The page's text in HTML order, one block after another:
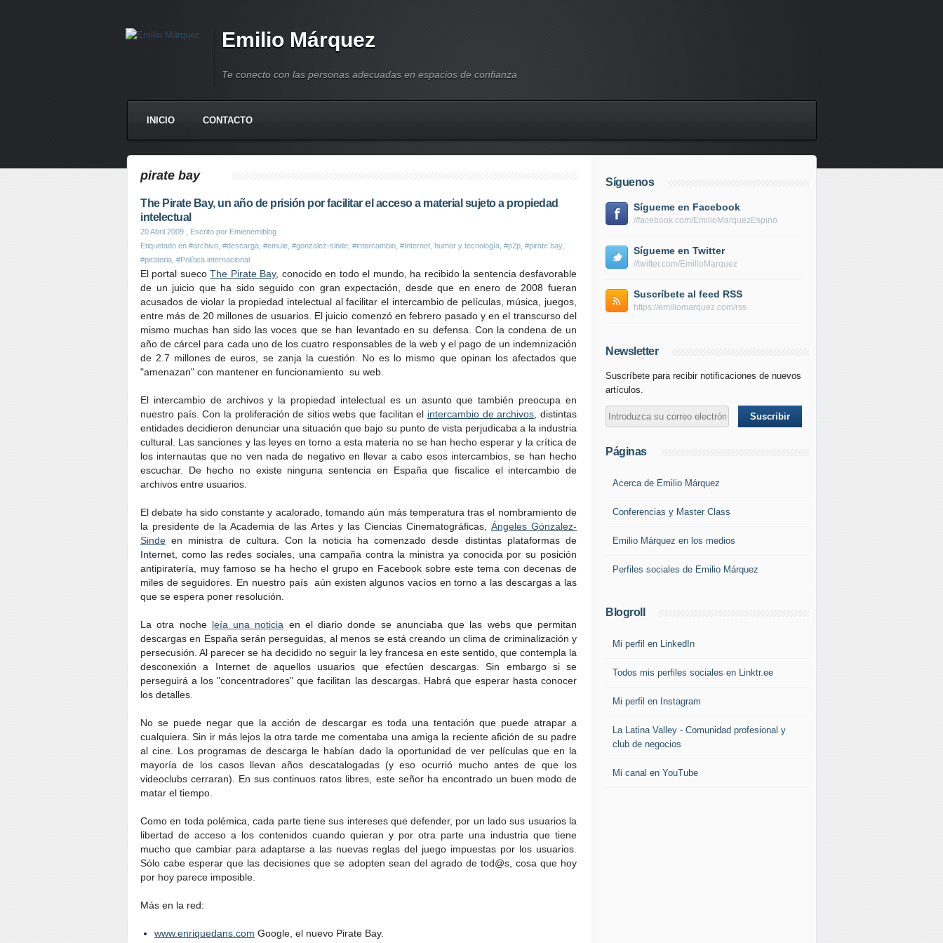
Emilio Márquez
Te conecto con las personas adecuadas en espacios de confianza
INICIO CONTACTO
pirate bay
The Pirate Bay, un año de prisión por facilitar el acceso a material sujeto a propiedad
intelectual
20 Abril 2009 , Escrito por Emienemiblog
Etiquetado en #archivo #descarga #emule #gonzalez-sinde #intercambio #Internet, humor y tecnología #p2p #pirate bay,
#pirateria #Política internacional
El portal suecoThe Pirate Bay, conocido en todo el mundo, ha recibido la sentencia desfavorable
de un juicio que ha sido seguido con gran expectación, desde que en enero de 2008 fueran
acusados de violar la propiedad intelectual al facilitar el intercambio de películas, música, juegos,
entre más de 20 millones de usuarios. El juicio comenzó en febrero pasado y en el transcurso del
mismo muchas han sido las voces que se han levantado en su defensa. Con la condena de un
año de cárcel para cada uno de los cuatro responsables de la web y el pago de un indemnización
de 2.7 millones de euros, se zanja la cuestión. No es lo mismo que opinan los afectados que
"amenazan" con mantener en funcionamiento su web.
El intercambio de archivos y la propiedad intelectual es un asunto que también preocupa en
nuestro país. Con la proliferación de sitios webs que facilitan el intercambio de archivos , distintas
entidades decidieron denunciar una situación que bajo su punto de vista perjudicaba a la industria
cultural. Las sanciones y las leyes en torno a esta materia no se han hecho esperar y la crítica de
los internautas que no ven nada de negativo en llevar a cabo esos intercambios, se han hecho
escuchar. De hecho no existe ninguna sentencia en España que fiscalice el intercambio de
archivos entre usuarios.
El debate ha sido constante y acalorado, tomando aún más temperatura tras el nombramiento de
la presidente de la Academia de las Artes y las Ciencias Cinematográficas, Ángeles Gónzalez-
Sinde en ministra de cultura. Con la noticia ha comenzado desde distintas plataformas de
Internet, como las redes sociales, una campaña contra la ministra ya conocida por su posición
antipiratería, muy famoso se ha hecho el grupo en Facebook sobre este tema con decenas de
miles de seguidores. En nuestro país aún existen algunos vacíos en torno a las descargas a las
que se espera poner resolución.
La otra noche leía una noticia en el diario donde se anunciaba que las webs que permitan
descargas en España serán perseguidas, al menos se está creando un clima de criminalización y
persecusión. Al parecer se ha decidido no seguir la ley francesa en este sentido, que contempla la
desconexión a Internet de aquellos usuarios que efectúen descargas. Sin embargo si se
perseguirá a los "concentradores" que facilitan las descargas. Habrá que esperar hasta conocer
los detalles.
No se puede negar que la acción de descargar es toda una tentación que puede atrapar a
cualquiera. Sin ir más lejos la otra tarde me comentaba una amiga la reciente afición de su padre
al cine. Los programas de descarga le habían dado la oportunidad de ver películas que en la
mayoría de los casos llevan años descatalogadas (y eso ocurrió mucho antes de que los
videoclubs cerraran). En sus continuos ratos libres, este señor ha encontrado un buen modo de
matar el tiempo.
Como en toda polémica, cada parte tiene sus intereses que defender, por un lado sus usuarios la
libertad de acceso a los contenidos cuando quieran y por otra parte una industria que tiene
mucho que cambiar para adaptarse a las nuevas reglas del juego impuestas por los usuarios.
Sólo cabe esperar que las decisiones que se adopten sean del agrado de tod@s, cosa que hoy
por hoy parece imposible.
Más en la red:
www.enriquedans.com Google, el nuevo Pirate Bay.
Síguenos
Sígueme en Facebook
//facebook.com/EmilioMarquezEspino
Sígueme en Twitter
//twitter.com/EmilioMarquez
Suscríbete al feed RSS
https://emiliomarquez.com/rss
Newsletter
Suscríbete para recibir notificaciones de nuevos
artículos.
Páginas
Acerca de Emilio Márquez
Conferencias y Master Class
Emilio Márquez en los medios
Perfiles sociales de Emilio Márquez
Blogroll
Mi perfil en LinkedIn
Todos mis perfiles sociales en Linktr.ee
Mi perfil en Instagram
La Latina Valley - Comunidad profesional y
club de negocios
Mi canal en YouTube